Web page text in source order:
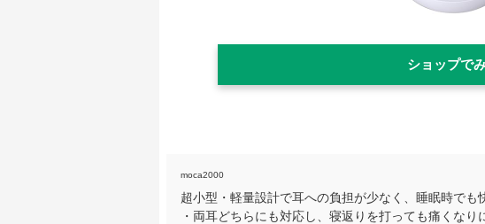
ショップで
moca2000
超小型・軽量設計で耳への負担が少なく、睡眠時で
・両耳どちらにも対応し、寝返りを打っても痛くな